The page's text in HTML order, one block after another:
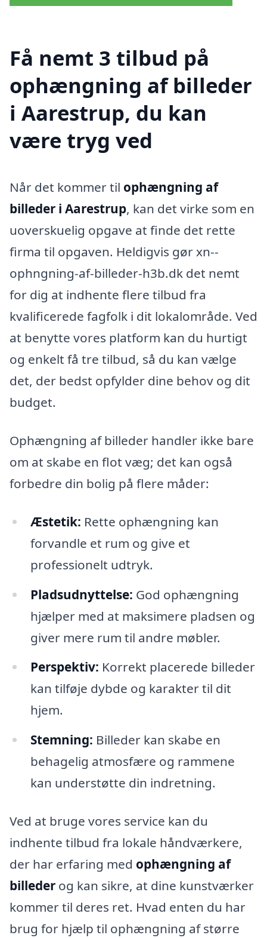
Få nemt 3 tilbud på
ophængning af billeder
i Aarestrup, du kan
være tryg ved
Når det kommer til ophængning af
billeder i Aarestrup, kan det virke som en
uoverskuelig opgave at finde det rette
firma til opgaven. Heldigvis gør xn--
ophngning-af-billeder-h3b.dk det nemt
for dig at indhente flere tilbud fra
kvalificerede fagfolk i dit lokalområde. Ved
at benytte vores platform kan du hurtigt
og enkelt få tre tilbud, så du kan vælge
det, der bedst opfylder dine behov og dit
budget.
Ophængning af billeder handler ikke bare
om at skabe en flot væg; det kan også
forbedre din bolig på flere måder:
Æstetik: Rette ophængning kan
forvandle et rum og give et
professionelt udtryk.
Pladsudnyttelse: God ophængning
hjælper med at maksimere pladsen og
giver mere rum til andre møbler.
Perspektiv: Korrekt placerede billeder
kan tilføje dybde og karakter til dit
hjem.
Stemning: Billeder kan skabe en
behagelig atmosfære og rammene
kan understøtte din indretning.
Ved at bruge vores service kan du
indhente tilbud fra lokale håndværkere,
der har erfaring med ophængning af
billeder og kan sikre, at dine kunstværker
kommer til deres ret. Hvad enten du har
brug for hjælp til ophængning af større